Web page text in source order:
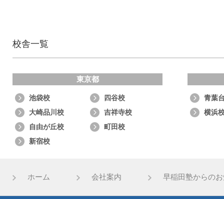
校舎一覧
東京都
池袋校
四谷校
大崎品川校
吉祥寺校
自由が丘校
町田校
新宿校
青葉
横浜
ホーム 会社案内 早稲田塾からの